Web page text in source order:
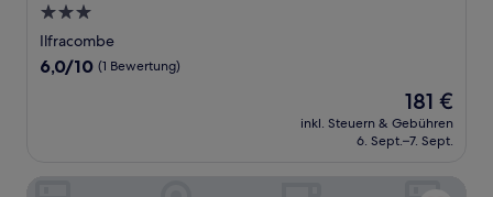
3.0-
Sterne-
Unterkunft
Ilfracombe
6.0
6,0/10 (1 Bewertung)
Der
Preis
beträgt
181 €
inkl. Steuern & Gebühren
6. Sept.–7. Sept.